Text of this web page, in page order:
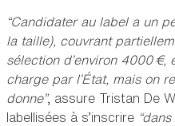
“Candidater au label a un
la taille), couvrant
sélection d’environ 4000 €,
charge par l’État, mais on
donne”, assure Tristan De
labellisées à s’inscrire